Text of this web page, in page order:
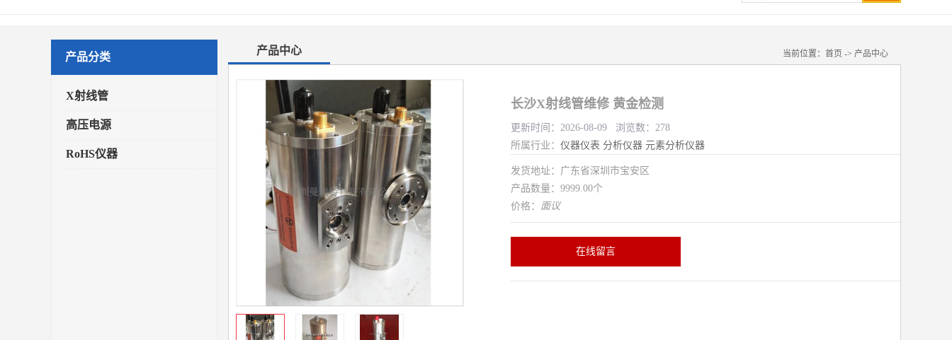
产品分类
X射线管
高压电源
RoHS仪器
产品中心 当前位置： 首页 -> 产品中心
长沙X射线管维修 黄金检测
更新时间：2026-08-09 浏览数：278
所属行业： 仪器仪表 分析仪器 元素分析仪器
发货地址：广东省深圳市宝安区
产品数量：9999.00个
价格： 面议
在线留言